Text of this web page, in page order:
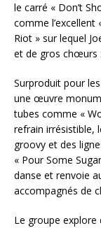
le carré « Don’t
comme
Riot » sur lequel
et de gros chœurs
Surproduit pour
une œuvre
tubes comme «
refrain irrésistible,
groovy et des
« Pour Some
danse et renvoie
accompagnés de
Le groupe